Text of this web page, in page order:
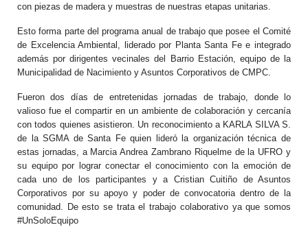
con piezas de madera y muestras de nuestras etapas unitarias.
Esto forma parte del programa anual de trabajo que posee el Comité
de Excelencia Ambiental, liderado por Planta Santa Fe e integrado
además por dirigentes vecinales del Barrio Estación, equipo de la
Municipalidad de Nacimiento y Asuntos Corporativos de CMPC.
Fueron dos días de entretenidas jornadas de trabajo, donde lo
valioso fue el compartir en un ambiente de colaboración y cercanía
con todos quienes asistieron. Un reconocimiento a KARLA SILVA S.
de la SGMA de Santa Fe quien lideró la organización técnica de
estas jornadas, a Marcia Andrea Zambrano Riquelme de la UFRO y
su equipo por lograr conectar el conocimiento con la emoción de
cada uno de los participantes y a Cristian Cuitiño de Asuntos
Corporativos por su apoyo y poder de convocatoria dentro de la
comunidad. De esto se trata el trabajo colaborativo ya que somos
#UnSoloEquipo